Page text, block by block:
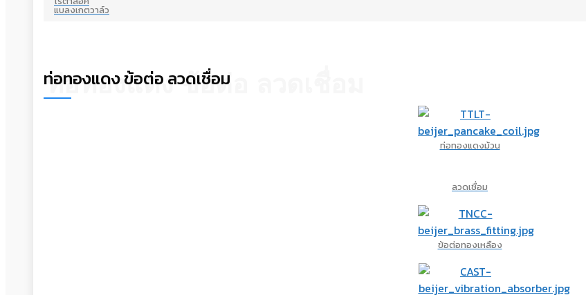
แบลงเกตวาล์ว
ท่อทองแดง ข้อต่อ ลวดเชื่อม
ท่อทองแดง ข้อต่อ ลวดเชื่อม
ท่อทองแดงม้วน
ลวดเชื่อม
ข้อต่อทองเหลือง